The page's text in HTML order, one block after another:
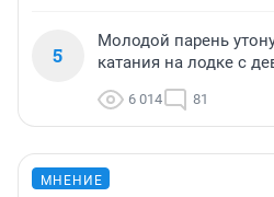
5
Молодой парень
катания на лодке с
6 014 81
МНЕНИЕ